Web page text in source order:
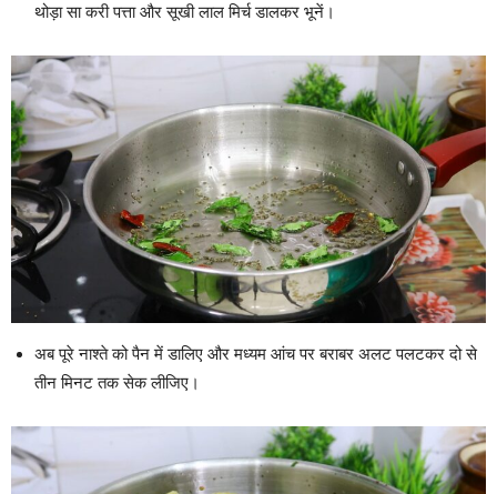
थोड़ा सा करी पत्ता और सूखी लाल मिर्च डालकर भूनें।
अब पूरे नाश्ते को पैन में डालिए और मध्यम आंच पर बराबर अलट पलटकर दो से
तीन मिनट तक सेक लीजिए।